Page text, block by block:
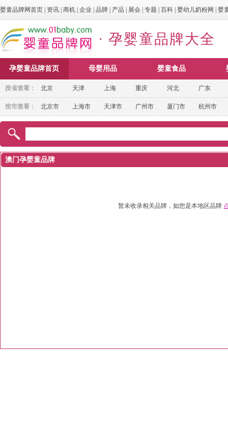
婴童品牌网首页 资讯 商机 企业 品牌 产品 展会 专题 百科 婴幼儿奶粉网 婴
· 孕婴童品牌大全
孕婴童品牌首页 母婴用品 婴童食品
北京 天津 上海 重庆 河北 广东
按省查看：
北京市 上海市 天津市 广州市 厦门市 杭州市
按市查看：
澳门孕婴童品牌
暂未收录相关品牌，如您是本地区品牌